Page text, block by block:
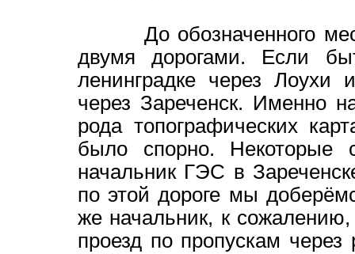
До обозначенного
двумя дорогами. Если
ленинградке через Лоухи
через Зареченск. Именно
рода топографических
было спорно. Некоторые
начальник ГЭС в
по этой дороге мы
же начальник, к
проезд по пропускам